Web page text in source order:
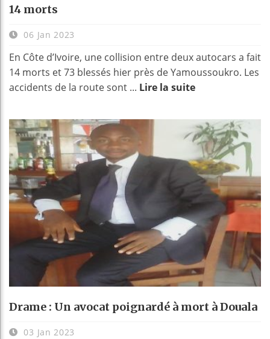
14 morts
06 Jan 2023
En Côte d’Ivoire, une collision entre deux autocars a fait
14 morts et 73 blessés hier près de Yamoussoukro. Les
accidents de la route sont ... Lire la suite
Drame : Un avocat poignardé à mort à Douala
03 Jan 2023